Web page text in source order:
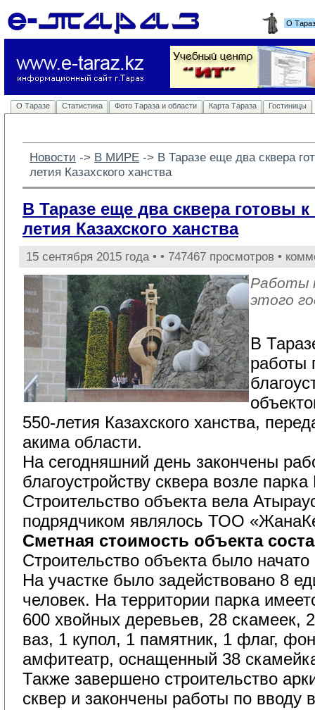
О
О Таразе Статистика Фото Тараза и области Карта Тараза Гостиницы
Новости -> В МИРЕ -> В Таразе еще два сквера
летия Казахского ханства
В Таразе еще два сквера готовы
летия Казахского ханства
15 сентября 2015 года • • 747467 просмотров •
Работы
этого
В
работы
550-летия Казахского ханства,
акима области.
На сегодняшний день закончены
благоустройству сквера возле
Строительство объекта вела
подрядчиком являлось ТОО
Сметная стоимость объекта
Строительство объекта было
На участке было задействовано 8
человек. На территории парка
600 хвойных деревьев, 28 скамеек,
ваз, 1 купол, 1 памятник, 1 флаг,
амфитеатр, оснащенный 38
Также завершено строительство
сквер и закончены работы по вводу